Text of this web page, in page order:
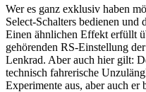
Wer es ganz exklusiv haben
Select-Schalters bedienen
Einen ähnlichen Effekt erfüllt
gehörenden RS-Einstellung
Lenkrad. Aber auch hier gilt:
technisch fahrerische
Experimente aus, aber auch er